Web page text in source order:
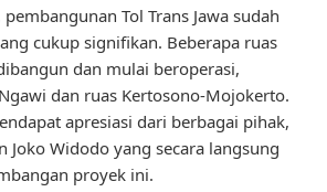
Tol Trans Jawa sudah
cukup signifikan. Beberapa ruas
dan mulai beroperasi,
dan ruas Kertosono-Mojokerto.
apresiasi dari berbagai pihak,
Joko Widodo yang secara langsung
proyek ini.